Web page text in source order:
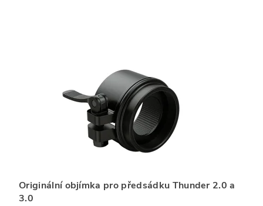
Originální objímka pro předsádku Thunder 2.0 a
3.0